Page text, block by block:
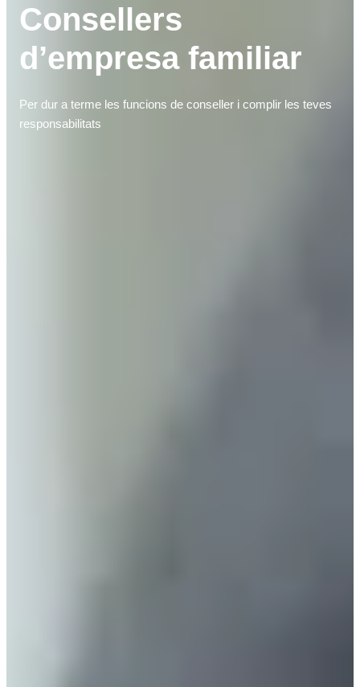
Consellers
d’empresa familiar
Per dur a terme les funcions de conseller i complir les teves
responsabilitats